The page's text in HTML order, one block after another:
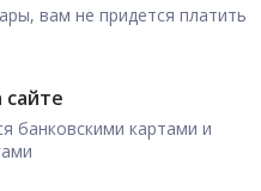
вам не придется платить
сайте
банковскими картами и